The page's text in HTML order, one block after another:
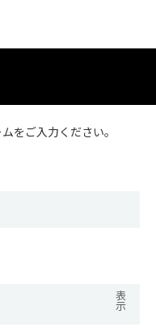
をご入力ください。
表
示